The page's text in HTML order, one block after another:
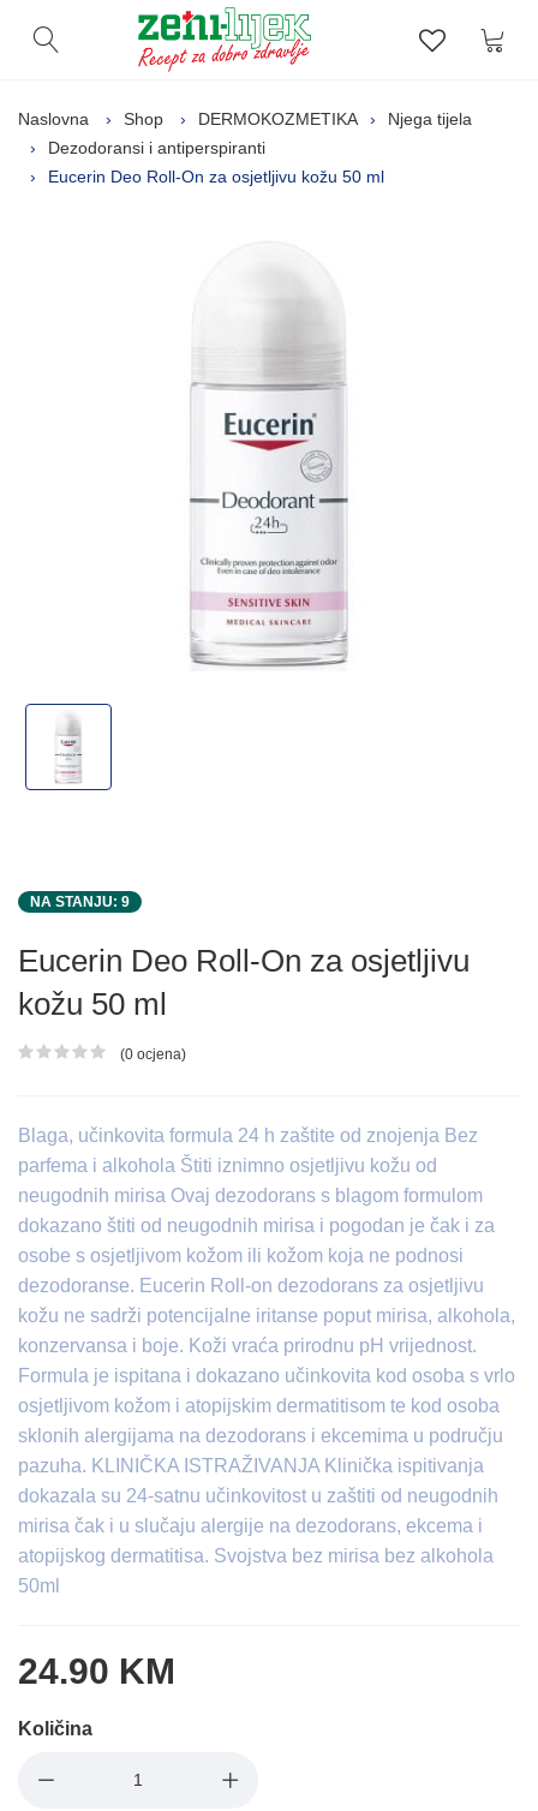
Otvori pretragu Lista
Naslovna Shop DERMOKOZMETIKA
Njega tijela
Dezodoransi i antiperspiranti
Eucerin Deo Roll-On za osjetljivu kožu 50 ml
NA STANJU: 9
Eucerin Deo Roll-On za osjetljivu
kožu 50 ml
Ocjena proizvoda
(0 ocjena)
Blaga, učinkovita formula 24 h zaštite od znojenja Bez
parfema i alkohola Štiti iznimno osjetljivu kožu od
neugodnih mirisa Ovaj dezodorans s blagom formulom
dokazano štiti od neugodnih mirisa i pogodan je čak i za
osobe s osjetljivom kožom ili kožom koja ne podnosi
dezodoranse. Eucerin Roll-on dezodorans za osjetljivu
kožu ne sadrži potencijalne iritanse poput mirisa, alkohola,
konzervansa i boje. Koži vraća prirodnu pH vrijednost.
Formula je ispitana i dokazano učinkovita kod osoba s vrlo
osjetljivom kožom i atopijskim dermatitisom te kod osoba
sklonih alergijama na dezodorans i ekcemima u području
pazuha. KLINIČKA ISTRAŽIVANJA Klinička ispitivanja
dokazala su 24-satnu učinkovitost u zaštiti od neugodnih
mirisa čak i u slučaju alergije na dezodorans, ekcema i
atopijskog dermatitisa. Svojstva bez mirisa bez alkohola
50ml
24.90 KM
Količina